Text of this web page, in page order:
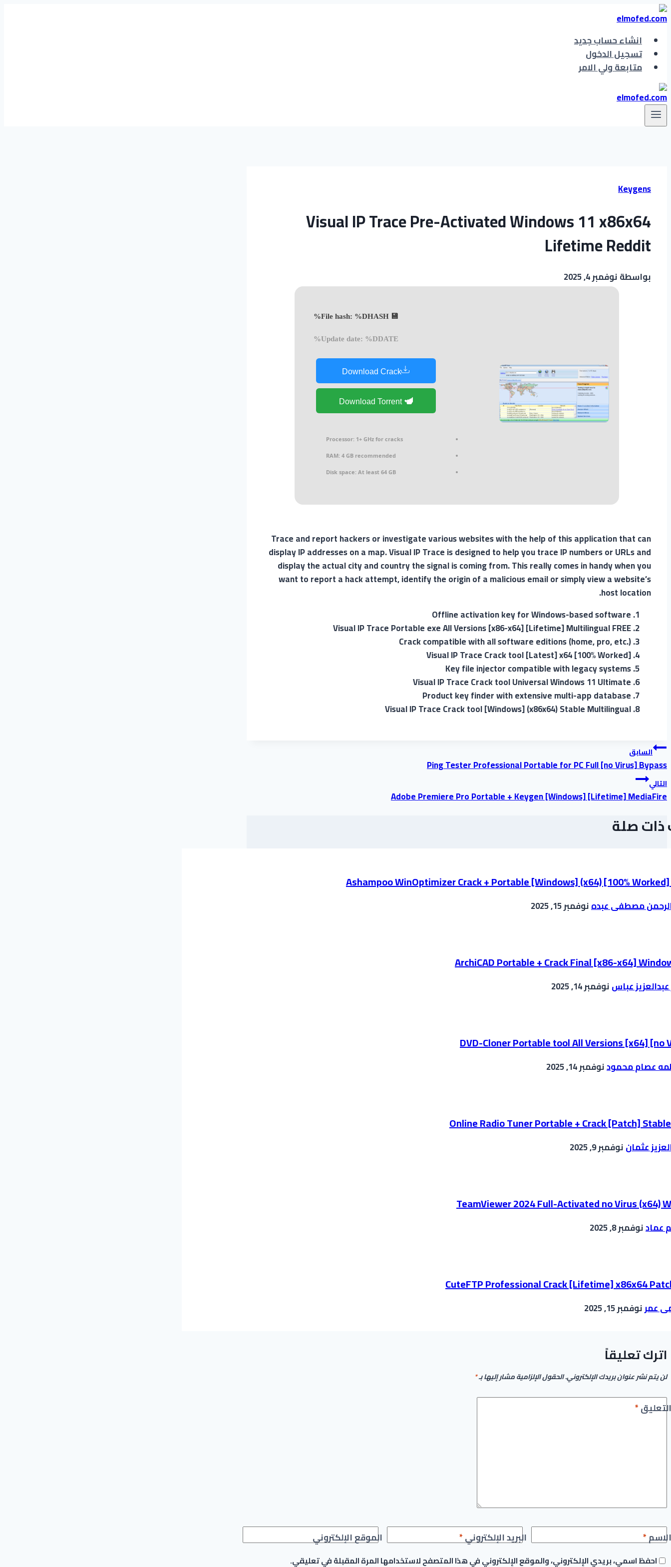
التجاوز
إلى
المحتوىانشاء حساب جديد
تسجيل الدخول
متابعة ولي الامر
Keygens
Visual IP Trace Pre-Activated Windows 11 x86x64
Lifetime Reddit
بواسطةنوفمبر 4, 2025
💾 File hash: %DHASH%
Update date: %DDATE%
Download Crack
Download Torrent
Processor: 1+ GHz for cracks
RAM: 4 GB recommended
Disk space: At least 64 GB
Trace and report hackers or investigate various websites with the help of this application that can
display IP addresses on a map. Visual IP Trace is designed to help you trace IP numbers or URLs and
display the actual city and country the signal is coming from. This really comes in handy when you
want to report a hack attempt, identify the origin of a malicious email or simply view a website’s
host location.
Offline activation key for Windows-based software
Visual IP Trace Portable exe All Versions [x86-x64] [Lifetime] Multilingual FREE
Crack compatible with all software editions (home, pro, etc.)
Visual IP Trace Crack tool [Latest] x64 [100% Worked]
Key file injector compatible with legacy systems
Visual IP Trace Crack tool Universal Windows 11 Ultimate
Product key finder with extensive multi-app database
Visual IP Trace Crack tool [Windows] (x86x64) Stable Multilingual
تصفّح
المقالات
السابق
Ping Tester Professional Portable for PC Full [no Virus] Bypass
التالي
Adobe Premiere Pro Portable + Keygen [Windows] [Lifetime] MediaFire
صلة
Ashampoo WinOptimizer Crack + Portable [Windows] (x64) [100%
مصطفى عبدهنوفمبر 15, 2025
ArchiCAD Portable + Crack Final [x86-x64]
عباسنوفمبر 14, 2025
DVD-Cloner Portable tool All Versions [x64] [no
عصام محمودنوفمبر 14, 2025
Online Radio Tuner Portable + Crack [Patch]
عثماننوفمبر 9, 2025
TeamViewer 2024 Full-Activated no Virus (x64)
عمادنوفمبر 8, 2025
CuteFTP Professional Crack [Lifetime] x86x64
عمرنوفمبر 15, 2025
اترك تعليقاً
لن يتم نشر عنوان بريدك الإلكتروني.الحقول الإلزامية مشار إليها بـ*
التعليق*
الاسم* البريد الإلكتروني* الموقع الإلكتروني
احفظ اسمي، بريدي الإلكتروني، والموقع الإلكتروني في هذا المتصفح لاستخدامها المرة المقبلة في تعليقي.